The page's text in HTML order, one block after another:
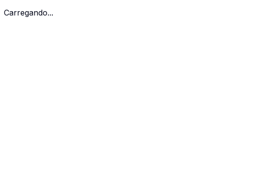
Carregando...